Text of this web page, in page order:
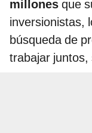
millones que
inversionistas,
búsqueda de
trabajar juntos,